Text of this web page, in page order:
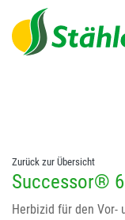
string(78) "Test 12
asdfW134 245 34"
123 dfasdf asdfW134
Zurück zur Übersicht
Successor®
Herbizid für den Vor-